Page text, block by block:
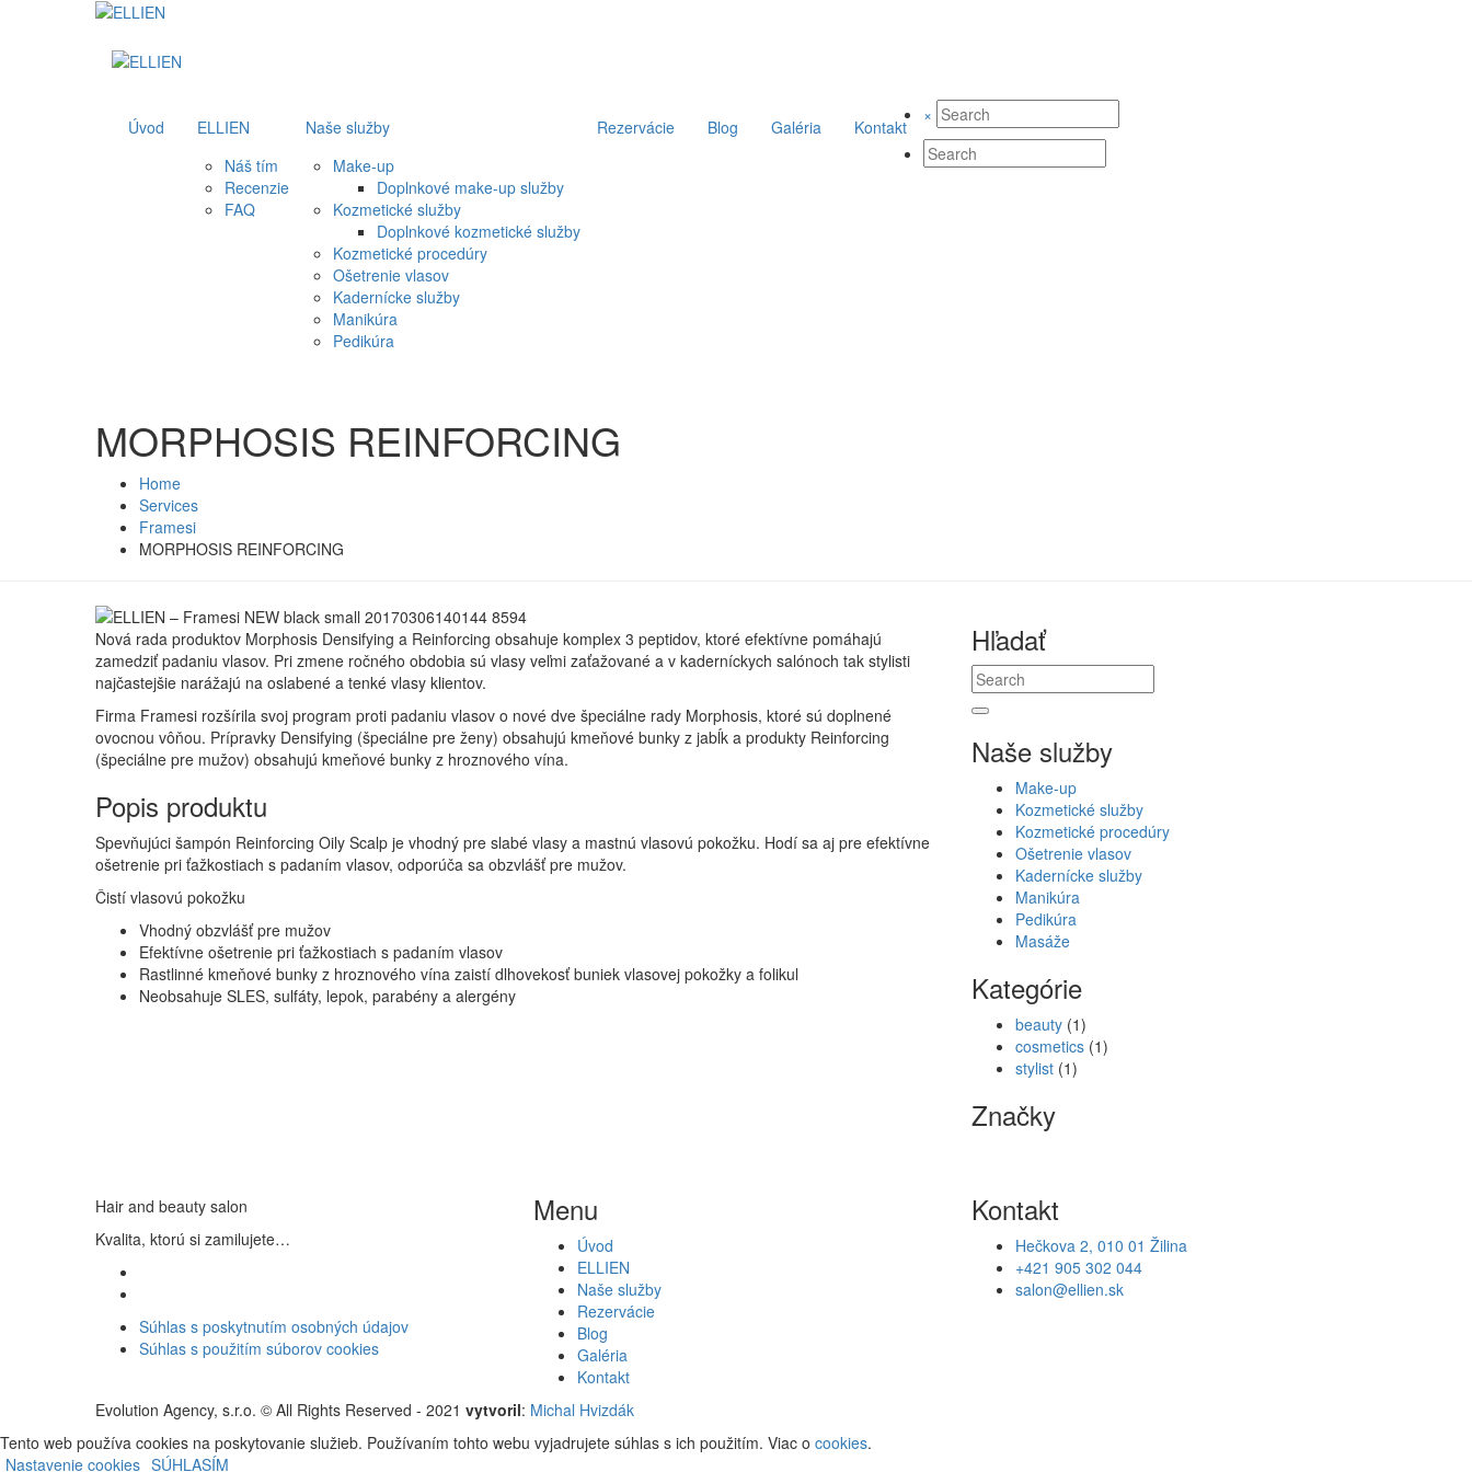
Úvod
ELLIEN
Náš tím
Recenzie
FAQ
Naše služby
Make-up
Doplnkové make-up služby
Kozmetické služby
Doplnkové kozmetické služby
Kozmetické procedúry
Ošetrenie vlasov
Kadernícke služby
Manikúra
Pedikúra
Rezervácie Blog Galéria Kontakt
×
MORPHOSIS REINFORCING
Home
Services
Framesi
MORPHOSIS REINFORCING
Nová rada produktov Morphosis Densifying a Reinforcing obsahuje komplex 3 peptidov, ktoré efektívne pomáhajú
zamedziť padaniu vlasov. Pri zmene ročného obdobia sú vlasy veľmi zaťažované a v kaderníckych salónoch tak stylisti
najčastejšie narážajú na oslabené a tenké vlasy klientov.
Firma Framesi rozšírila svoj program proti padaniu vlasov o nové dve špeciálne rady Morphosis, ktoré sú doplnené
ovocnou vôňou. Prípravky Densifying (špeciálne pre ženy) obsahujú kmeňové bunky z jabĺk a produkty Reinforcing
(špeciálne pre mužov) obsahujú kmeňové bunky z hroznového vína.
Popis produktu
Spevňujúci šampón Reinforcing Oily Scalp je vhodný pre slabé vlasy a mastnú vlasovú pokožku. Hodí sa aj pre efektívne
ošetrenie pri ťažkostiach s padaním vlasov, odporúča sa obzvlášť pre mužov.
Čistí vlasovú pokožku
Vhodný obzvlášť pre mužov
Efektívne ošetrenie pri ťažkostiach s padaním vlasov
Rastlinné kmeňové bunky z hroznového vína zaistí dlhovekosť buniek vlasovej pokožky a folikul
Neobsahuje SLES, sulfáty, lepok, parabény a alergény
Hľadať
Naše služby
Make-up
Kozmetické služby
Kozmetické procedúry
Ošetrenie vlasov
Kadernícke služby
Manikúra
Pedikúra
Masáže
Kategórie
beauty (1)
cosmetics (1)
stylist (1)
Značky
Hair and beauty salon
Kvalita, ktorú si zamilujete…
Súhlas s poskytnutím osobných údajov
Súhlas s použitím súborov cookies
Menu
Úvod
ELLIEN
Naše služby
Rezervácie
Blog
Galéria
Kontakt
Kontakt
Hečkova 2, 010 01 Žilina
+421 905 302 044
salon@ellien.sk
Evolution Agency, s.r.o. © All Rights Reserved - 2021 vytvoril: Michal Hvizdák
Tento web používa cookies na poskytovanie služieb. Používaním tohto webu vyjadrujete súhlas s ich použitím. Viac o cookies.
Nastavenie cookies SÚHLASÍM